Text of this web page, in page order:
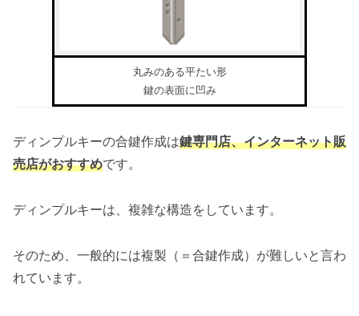
丸みのある平たい形
鍵の表面に凹み
ディンプルキーの合鍵作成は鍵専門店、インターネット販
売店がおすすめです。
ディンプルキーは、複雑な構造をしています。
そのため、一般的には複製（＝合鍵作成）が難しいと言わ
れています。